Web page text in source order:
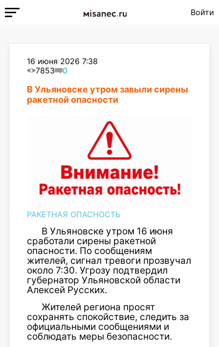
Войти
16 июня 2026 7:38
7853
0
В Ульяновске утром завыли сирены
ракетной опасности
РАКЕТНАЯ ОПАСНОСТЬ
В Ульяновске утром 16 июня
сработали сирены ракетной
опасности. По сообщениям
жителей, сигнал тревоги прозвучал
около 7:30. Угрозу подтвердил
губернатор Ульяновской области
Алексей Русских.
Жителей региона просят
сохранять спокойствие, следить за
официальными сообщениями и
соблюдать меры безопасности.